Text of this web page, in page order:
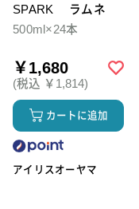
SPARK ラムネ
500ml×24本
￥1,680
(税込 ￥1,814)
カートに追加
アイリスオーヤマ